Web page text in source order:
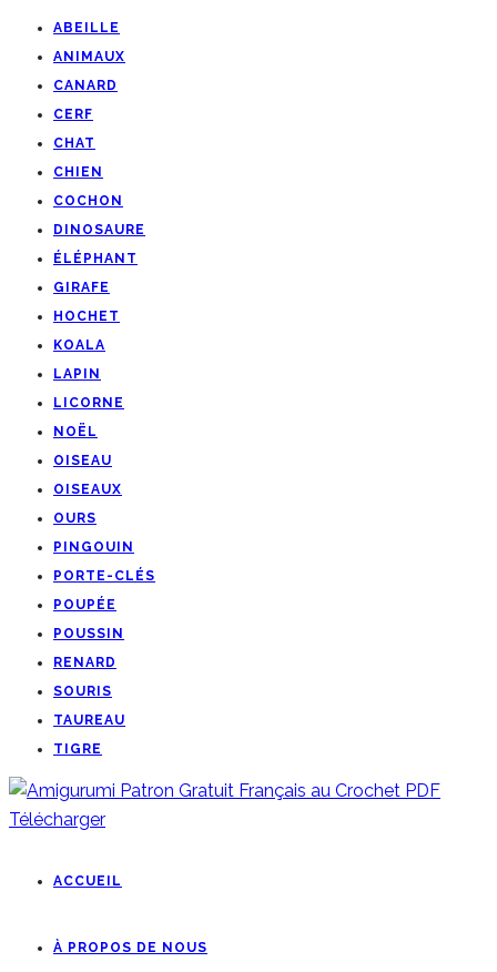
ABEILLE
ANIMAUX
CANARD
CERF
CHAT
CHIEN
COCHON
DINOSAURE
ÉLÉPHANT
GIRAFE
HOCHET
KOALA
LAPIN
LICORNE
NOËL
OISEAU
OISEAUX
OURS
PINGOUIN
PORTE-CLÉS
POUPÉE
POUSSIN
RENARD
SOURIS
TAUREAU
TIGRE
ACCUEIL
À PROPOS DE NOUS